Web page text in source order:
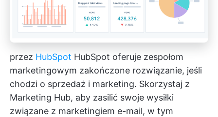
przez HubSpot HubSpot oferuje zespołom
marketingowym zakończone rozwiązanie, jeśli
chodzi o sprzedaż i marketing. Skorzystaj z
Marketing Hub, aby zasilić swoje wysiłki
związane z marketingiem e-mail, w tym